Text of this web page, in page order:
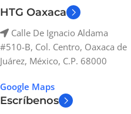
HTG Oaxaca
Calle De Ignacio Aldama
#510-B, Col. Centro, Oaxaca de
Juárez, México, C.P. 68000
Google Maps
Escríbenos